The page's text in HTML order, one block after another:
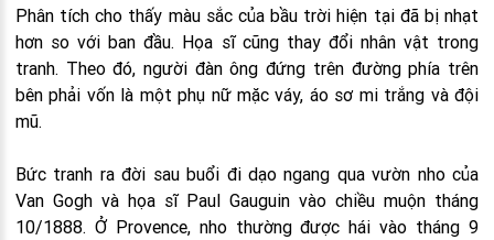
Phân tích cho thấy màu sắc của bầu trời hiện tại đã bị nhạt
hơn so với ban đầu. Họa sĩ cũng thay đổi nhân vật trong
tranh. Theo đó, người đàn ông đứng trên đường phía trên
bên phải vốn là một phụ nữ mặc váy, áo sơ mi trắng và đội
mũ.
Bức tranh ra đời sau buổi đi dạo ngang qua vườn nho của
Van Gogh và họa sĩ Paul Gauguin vào chiều muộn tháng
10/1888. Ở Provence, nho thường được hái vào tháng 9